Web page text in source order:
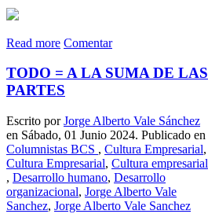
Read more Comentar
TODO = A LA SUMA DE LAS
PARTES
Escrito porJorge Alberto Vale Sánchez
en Sábado, 01 Junio 2024. Publicado en
Columnistas BCS , Cultura Empresarial,
Cultura Empresarial, Cultura empresarial
, Desarrollo humano, Desarrollo
organizacional, Jorge Alberto Vale
Sanchez, Jorge Alberto Vale Sanchez